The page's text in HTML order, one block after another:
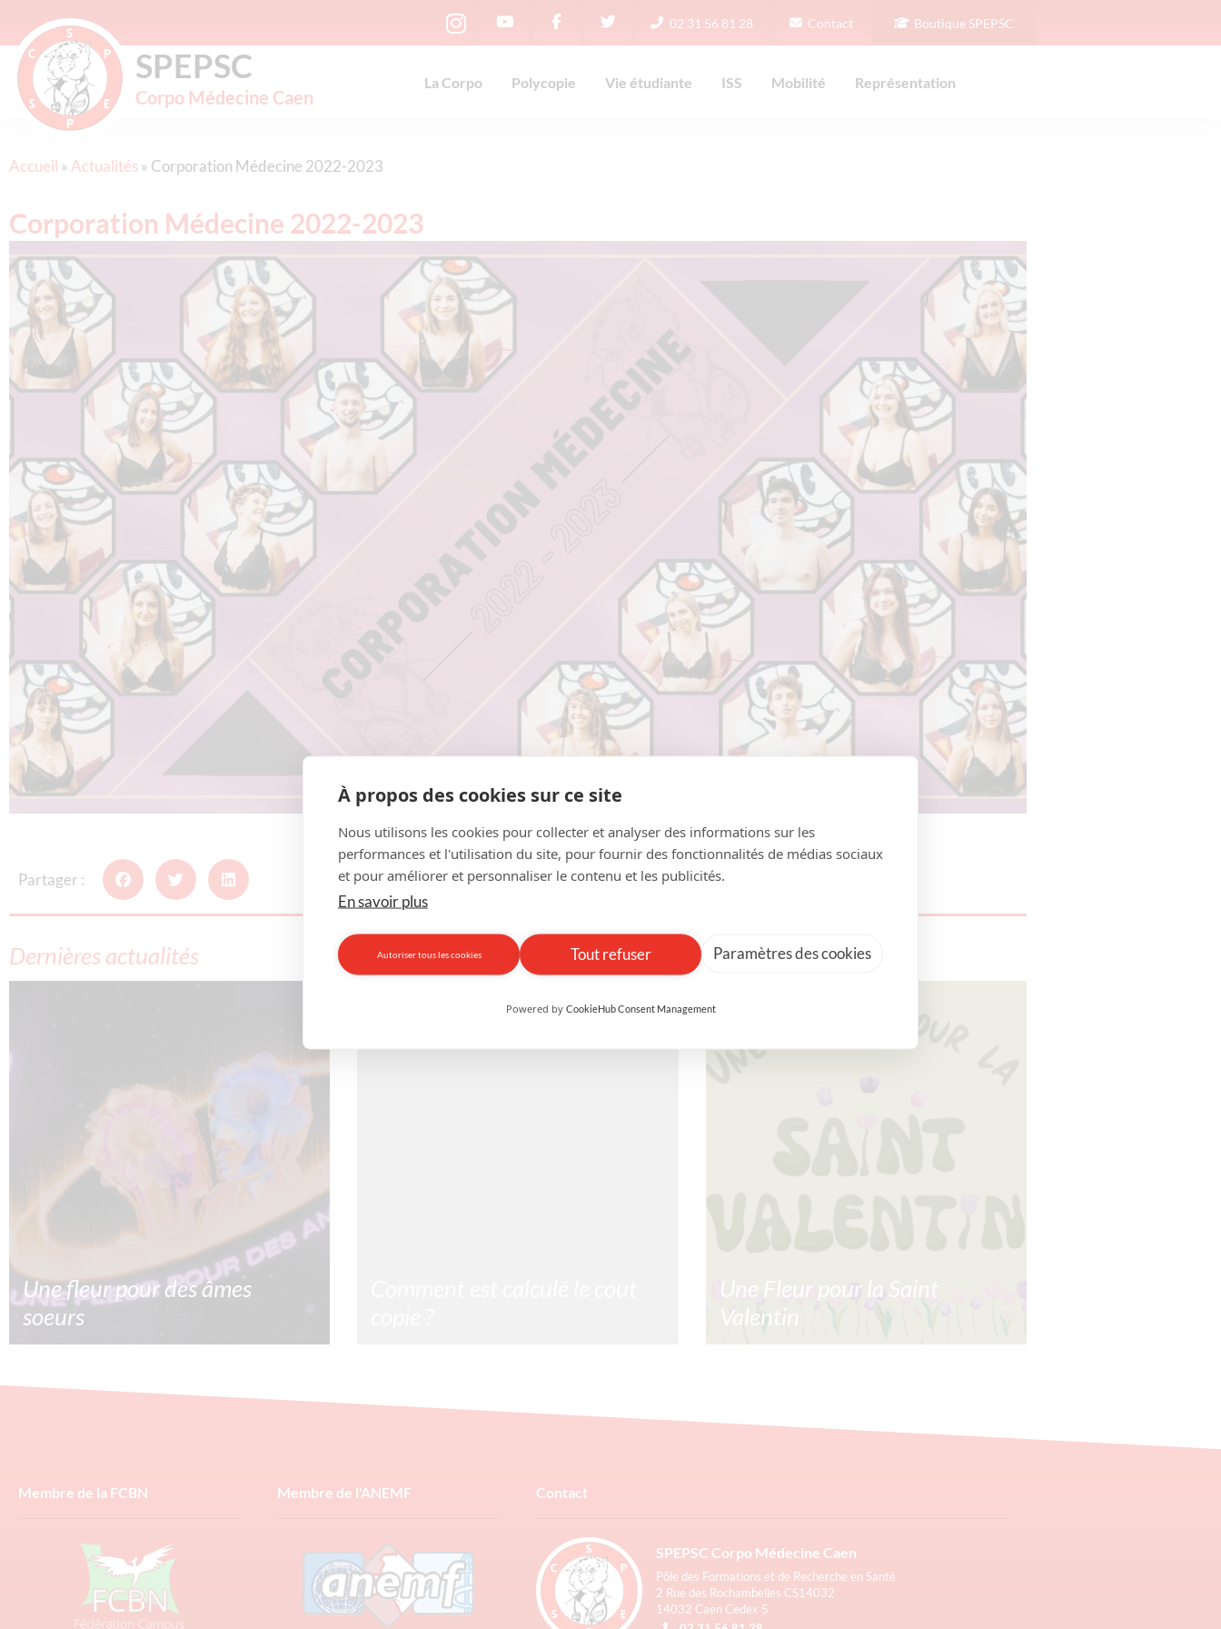
02 31 56 81 28 Contact Boutique SPEPSC
SPEPSC
Corpo Médecine Caen
La Corpo Polycopie Vie étudiante ISS Mobilité Représentation
Accueil » Actualités» Corporation Médecine 2022-2023
Corporation Médecine 2022-2023
Partager :
Dernières actualités
Une fleur pour des âmes
soeurs
permettra de faire un don à une association !
compte de multiples facteurs. C’est sur cette
Une Fleur pour la Saint
Valentin
commander vos fleurs du 1er février au 11
Membre de la FCBN Membre de l'ANEMF Contact
SPEPSC Corpo Médecine Caen
Pôle des Formations et de Recherche en Santé
2 Rue des Rochambelles CS14032
14032 Caen Cedex 5
À propos des cookies sur ce site
Nous utilisons les cookies pour collecter et analyser des informations sur les
performances et l'utilisation du site, pour fournir des fonctionnalités de médias sociaux
et pour améliorer et personnaliser le contenu et les publicités.
En savoir plus
Autoriser tous les cookies Tout refuser Paramètres des cookies
Powered by CookieHub Consent Management